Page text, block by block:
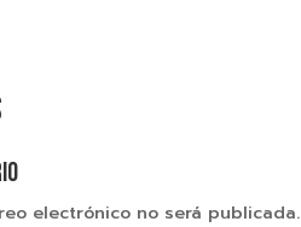
electrónico no será publicada.